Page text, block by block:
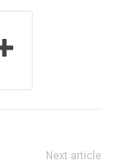
Next article